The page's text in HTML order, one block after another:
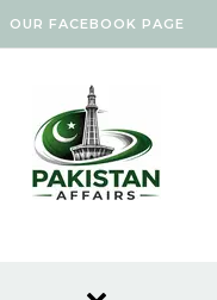
OUR FACEBOOK PAGE